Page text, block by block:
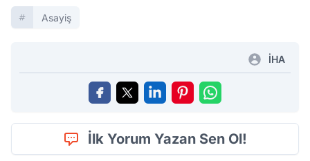
Asayiş
İHA
İlk Yorum Yazan Sen Ol!